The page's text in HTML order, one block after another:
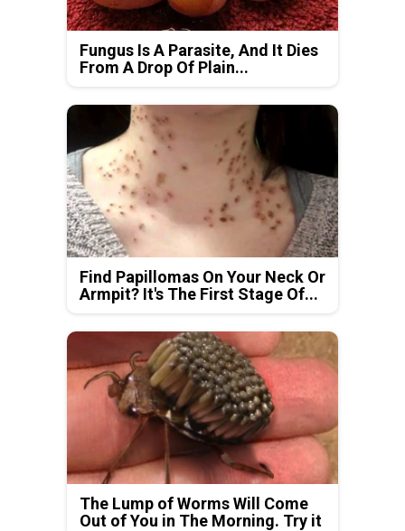
Fungus Is A Parasite, And It Dies
From A Drop Of Plain...
Find Papillomas On Your Neck Or
Armpit? It's The First Stage Of...
The Lump of Worms Will Come
Out of You in The Morning. Try it